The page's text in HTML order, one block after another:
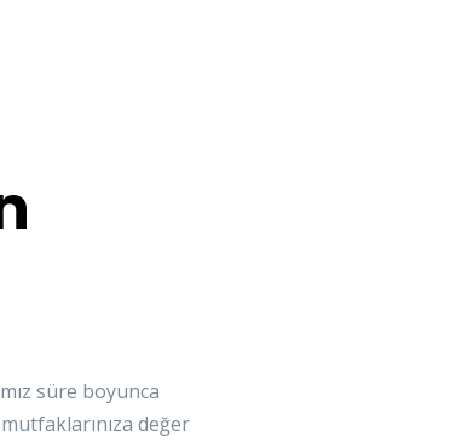
süre boyunca
değer